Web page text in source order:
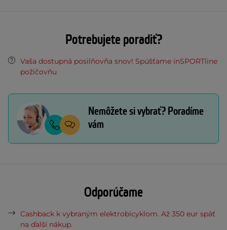
Potrebujete poradiť?
Vaša dostupná posilňovňa snov! Spúšťame inSPORTline
požičovňu
Nemôžete si vybrať? Poradíme
vám
Odporúčame
Cashback k vybraným elektrobicyklom. Až 350 eur späť
na ďalší nákup.